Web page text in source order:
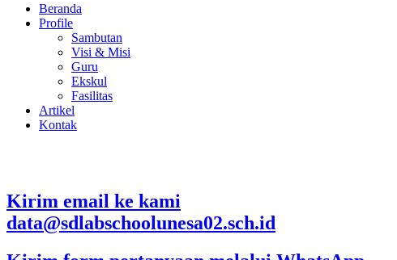
Beranda
Profile
Sambutan
Visi & Misi
Guru
Ekskul
Fasilitas
Artikel
Kontak
Kirim email ke kami
data@sdlabschoolunesa02.sch.id